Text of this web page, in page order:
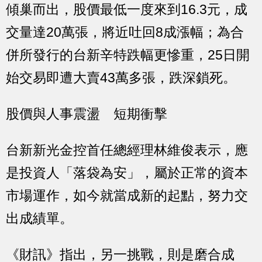
傾巢而出，股價最低一度來到16.3元，成
交量達20萬張，將近吐回8成漲幅；為合
併所發行的台新辛特跌幅更慘重，25日開
始交易即遭大賣43萬多張，跌深鎖死。
股價與人事震盪 短期衝擊
台新新光金控首任總經理林維俊表示，應
是投資人「落袋為安」，屬於正常的資本
市場運作，如今就當成新的起點，努力交
出成績單。
《財訊》指出，另一挑戰，則是磨合成